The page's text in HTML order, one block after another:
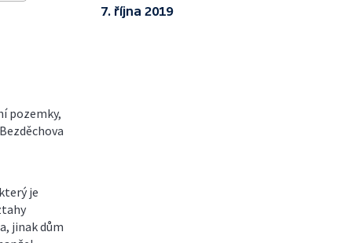
pozemky,
je
jinak dům
7. října 2019